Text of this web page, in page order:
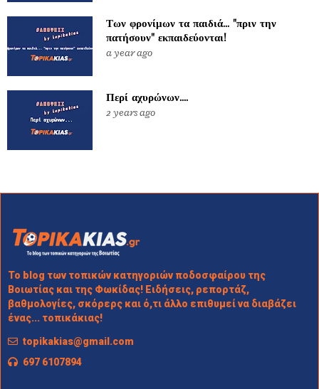
Των φρονίμων τα παιδιά... "πριν την
πατήσουν" εκπαιδεύονται!
a year ago
Περί αχυρώνων....
2 years ago
Το blog των τοπικών κατηγοριών ποδοσφαίρου της
Βοιωτίας και της Φωκίδας! Ειδήσεις, ρεπορτάζ,
βαθμολογίες, σκόρερς και ό,τι άλλο επιθυμεί να διαβάζει
ένας... τοπικάκιας!
topikakias@gmail.com
697 6107894